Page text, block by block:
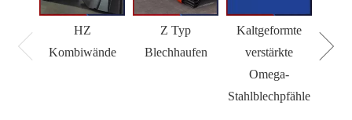
HZ
Kombiwände
Z Typ
Blechhaufen
Kaltgeformte
verstärkte
Omega-
Stahlblechpfähle